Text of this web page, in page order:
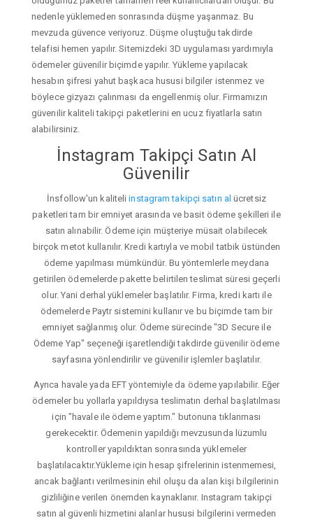
nedenle yüklemeden sonrasında düşme yaşanmaz. Bu
mevzuda güvence veriyoruz. Düşme oluştuğu takdirde
telafisi hemen yapılır. Sitemizdeki 3D uygulaması yardımıyla
ödemeler güvenilir biçimde yapılır. Yükleme yapılacak
hesabın şifresi yahut başkaca hususi bilgiler istenmez ve
böylece gizyazı çalınması da engellenmiş olur. Firmamızın
güvenilir kaliteli takipçi paketlerini en ucuz fiyatlarla satın
alabilirsiniz.
İnstagram Takipçi Satın Al
Güvenilir
İnsfollow'un kaliteliinstagram takipçi satın al ücretsiz
paketleri tam bir emniyet arasında ve basit ödeme şekilleri ile
satın alınabilir. Ödeme için müşteriye müsait olabilecek
birçok metot kullanılır. Kredi kartıyla ve mobil tatbik üstünden
ödeme yapılması mümkündür. Bu yöntemlerle meydana
getirilen ödemelerde pakette belirtilen teslimat süresi geçerli
olur. Yani derhal yüklemeler başlatılır. Firma, kredi kartı ile
ödemelerde Paytr sistemini kullanır ve bu biçimde tam bir
emniyet sağlanmış olur. Ödeme sürecinde "3D Secure ile
Ödeme Yap" seçeneği işaretlendiği takdirde güvenilir ödeme
sayfasına yönlendirilir ve güvenilir işlemler başlatılır.
Ayrıca havale yada EFT yöntemiyle da ödeme yapılabilir. Eğer
ödemeler bu yollarla yapıldıysa teslimatın derhal başlatılması
için "havale ile ödeme yaptım." butonuna tıklanması
gerekecektir. Ödemenin yapıldığı mevzusunda lüzumlu
kontroller yapıldıktan sonrasında yüklemeler
başlatılacaktır.Yükleme için hesap şifrelerinin istenmemesi,
ancak bağlantı verilmesinin ehil oluşu da alan kişi bilgilerinin
gizliliğine verilen önemden kaynaklanır. Instagram takipçi
satın al güvenli hizmetini alanlar hususi bilgilerini vermeden